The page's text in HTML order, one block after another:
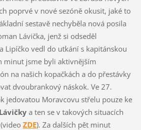
poprvé v nové sezóně okusit, jaké to
sestavě nechyběla nová posila
Lávička, jenž si odseděl
Lipíčko vedl do utkání s kapitánskou
minut jsme byli aktivnějším
na našich kopačkách a do přestávky
dvoubrankový náskok. Ve 27.
jedovatou Moravcovu střelu pouze ke
a ten se v takových situacích
(video ZDE). Za dalších pět minut